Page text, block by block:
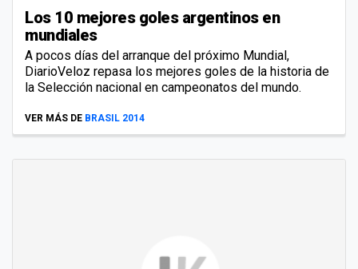
Los 10 mejores goles argentinos en
mundiales
A pocos días del arranque del próximo Mundial,
DiarioVeloz repasa los mejores goles de la historia de
la Selección nacional en campeonatos del mundo.
VER MÁS DE BRASIL 2014